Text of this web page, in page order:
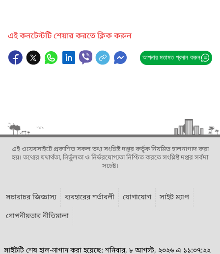
এই কনটেন্টটি শেয়ার করতে ক্লিক করুন
আপনার মতামত প্রদান করুন
এই ওয়েবসাইটে প্রকাশিত সকল তথ্য সংশ্লিষ্ট দপ্তর কর্তৃক নিয়মিত হালনাগাদ করা
হয়। তথ্যের যথার্থতা, নির্ভুলতা ও নির্ভরযোগ্যতা নিশ্চিত করতে সংশ্লিষ্ট দপ্তর সর্বদা
সচেষ্ট।
সচারাচর জিজ্ঞাস্য ব্যবহারের শর্তাবলী যোগাযোগ
সাইট ম্যাপ
গোপনীয়তার নীতিমালা
সাইটটি শেষ হাল-নাগাদ করা হয়েছে: শনিবার, ৮ আগস্ট, ২০২৬ এ ১১:০৭:২২